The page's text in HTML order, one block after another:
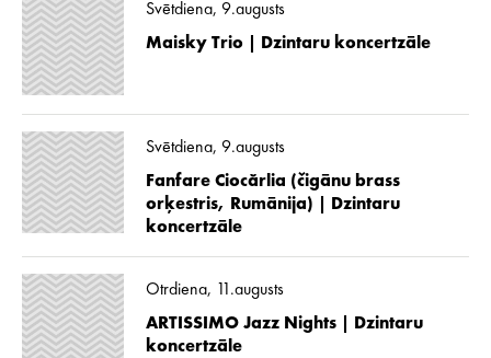
Svētdiena, 9.augusts
Maisky Trio | Dzintaru koncertzāle
Svētdiena, 9.augusts
Fanfare Ciocărlia (čigānu brass
orķestris, Rumānija) | Dzintaru
koncertzāle
Otrdiena, 11.augusts
ARTISSIMO Jazz Nights | Dzintaru
koncertzāle